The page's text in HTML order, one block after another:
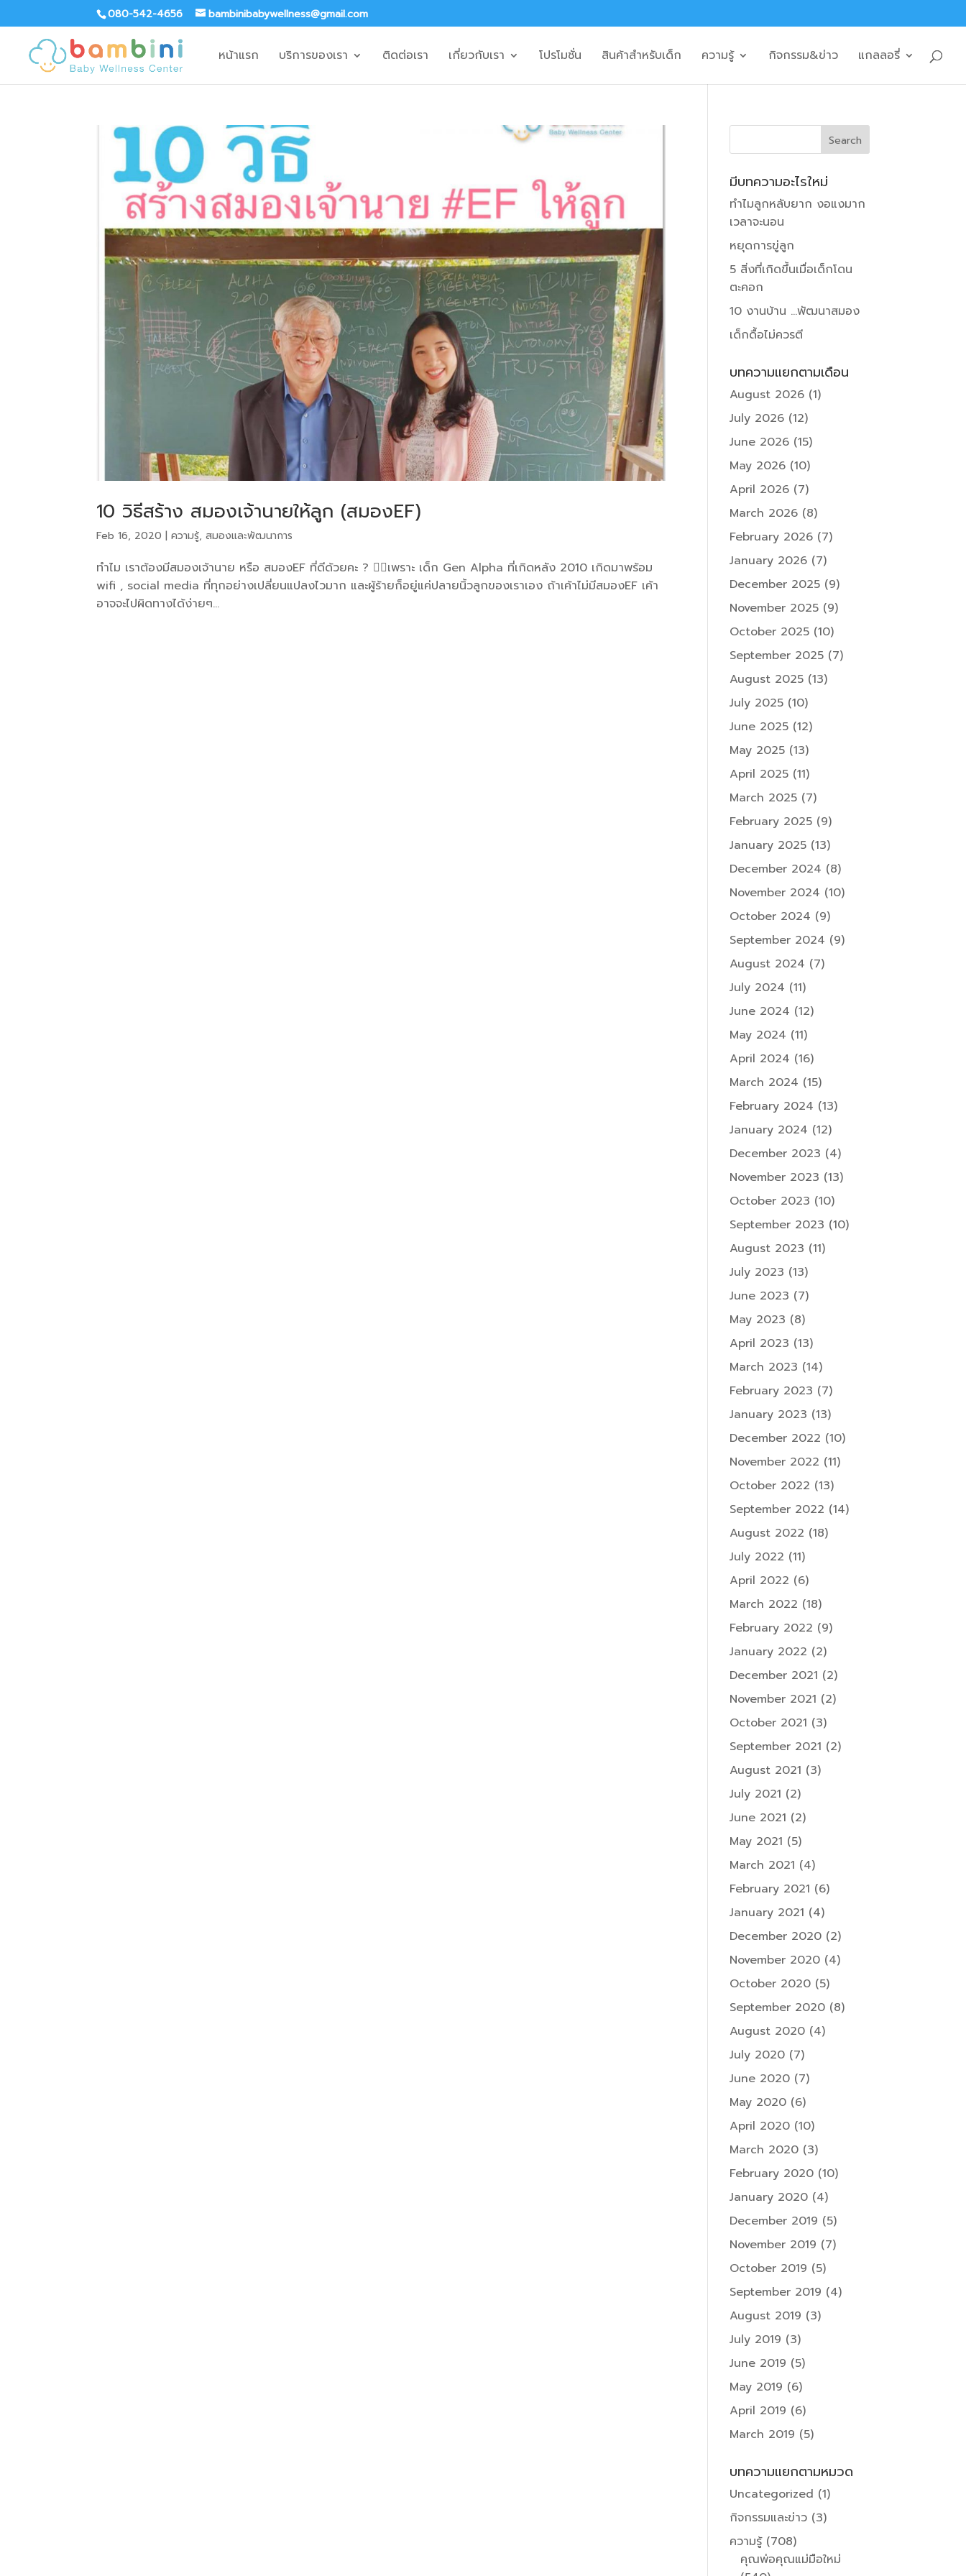
080-542-4656 bambinibabywellness@gmail.com
หน้าแรก บริการของเรา ติดต่อเรา เกี่ยวกับเรา โปรโมชั่น สินค้าสำหรับเด็ก ความรู้ กิจกรรม&ข่าว แกลลอรี่
10 วิธีสร้าง สมองเจ้านายให้ลูก (สมองEF)
Feb 16, 2020 |ความรู้,สมองและพัฒนาการ
ทำไม เราต้องมีสมองเจ้านาย หรือ สมองEF ที่ดีด้วยคะ ? 👩‍⚕️เพราะ เด็ก Gen Alpha ที่เกิดหลัง 2010 เกิดมาพร้อม
wifi , social media ที่ทุกอย่างเปลี่ยนแปลงไวมาก และผู้ร้ายก็อยู่แค่ปลายนิ้วลูกของเราเอง ถ้าเค้าไม่มีสมองEF เค้า
อาจจะไปผิดทางได้ง่ายๆ...
มีบทความอะไรใหม่
ทำไมลูกหลับยาก งอแงมาก
เวลาจะนอน
หยุดการขู่ลูก
5 สิ่งที่เกิดขึ้นเมื่อเด็กโดน
ตะคอก
10 งานบ้าน …พัฒนาสมอง
เด็กดื้อไม่ควรตี
บทความแยกตามเดือน
August 2026 (1)
July 2026 (12)
June 2026 (15)
May 2026 (10)
April 2026 (7)
March 2026 (8)
February 2026 (7)
January 2026 (7)
December 2025 (9)
November 2025 (9)
October 2025 (10)
September 2025 (7)
August 2025 (13)
July 2025 (10)
June 2025 (12)
May 2025 (13)
April 2025 (11)
March 2025 (7)
February 2025 (9)
January 2025 (13)
December 2024 (8)
November 2024 (10)
October 2024 (9)
September 2024 (9)
August 2024 (7)
July 2024 (11)
June 2024 (12)
May 2024 (11)
April 2024 (16)
March 2024 (15)
February 2024 (13)
January 2024 (12)
December 2023 (4)
November 2023 (13)
October 2023 (10)
September 2023 (10)
August 2023 (11)
July 2023 (13)
June 2023 (7)
May 2023 (8)
April 2023 (13)
March 2023 (14)
February 2023 (7)
January 2023 (13)
December 2022 (10)
November 2022 (11)
October 2022 (13)
September 2022 (14)
August 2022 (18)
July 2022 (11)
April 2022 (6)
March 2022 (18)
February 2022 (9)
January 2022 (2)
December 2021 (2)
November 2021 (2)
October 2021 (3)
September 2021 (2)
August 2021 (3)
July 2021 (2)
June 2021 (2)
May 2021 (5)
March 2021 (4)
February 2021 (6)
January 2021 (4)
December 2020 (2)
November 2020 (4)
October 2020 (5)
September 2020 (8)
August 2020 (4)
July 2020 (7)
June 2020 (7)
May 2020 (6)
April 2020 (10)
March 2020 (3)
February 2020 (10)
January 2020 (4)
December 2019 (5)
November 2019 (7)
October 2019 (5)
September 2019 (4)
August 2019 (3)
July 2019 (3)
June 2019 (5)
May 2019 (6)
April 2019 (6)
March 2019 (5)
บทความแยกตามหมวด
Uncategorized (1)
กิจกรรมและข่าว (3)
ความรู้(708)
คุณพ่อคุณแม่มือใหม่